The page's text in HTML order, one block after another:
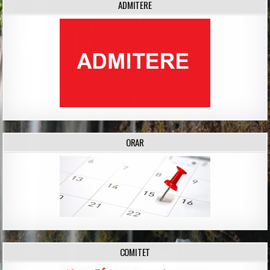
ADMITERE
ORAR
COMITET